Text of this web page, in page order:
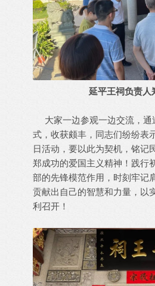
延平王祠负责人
大家一边参观一边交流，通
式，收获颇丰，同志们纷纷表
日活动，要以此为契机，铭记
郑成功的爱国主义精神！践行
部的先锋模范作用，时刻牢记
贡献出自己的智慧和力量，以
利召开！